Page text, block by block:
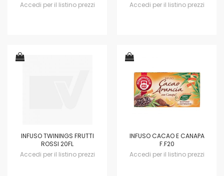
Accedi per il listino prezzi
Accedi per il listino prezzi
INFUSO TWININGS FRUTTI
ROSSI 20FL
Accedi per il listino prezzi
INFUSO CACAO E CANAPA
F.F20
Accedi per il listino prezzi